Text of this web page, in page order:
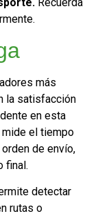
más
la satisfacción
en esta
el tiempo
de envío,
final.
detectar
rutas o